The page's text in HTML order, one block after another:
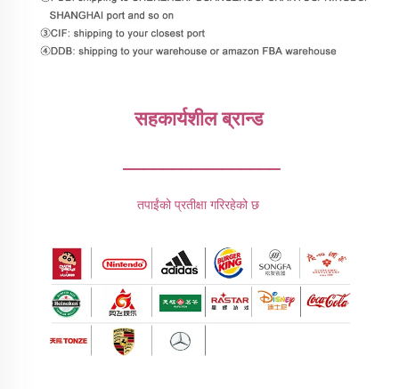
सहकार्यशील ब्रान्ड
________________
तपाईंको प्रतीक्षा गरिरहेको छ